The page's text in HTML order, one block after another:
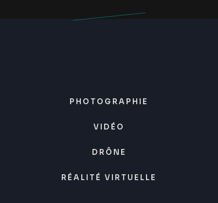
PHOTOGRAPHIE
VIDÉO
DRÔNE
RÉALITÉ VIRTUELLE